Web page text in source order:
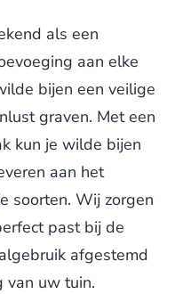
als een
aan elke
bijen een veilige
graven. Met een
kun je wilde bijen
aan het
soorten. Wij zorgen
past bij de
afgestemd
van uw tuin.